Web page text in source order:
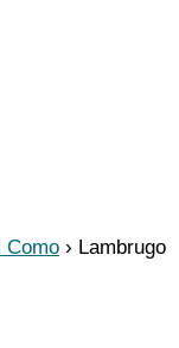
Como › Lambrugo